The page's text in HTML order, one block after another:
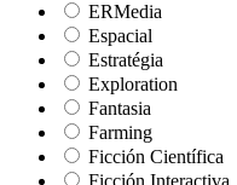
ERMedia
Espacial
Estratégia
Exploration
Fantasia
Farming
Ficción Científica